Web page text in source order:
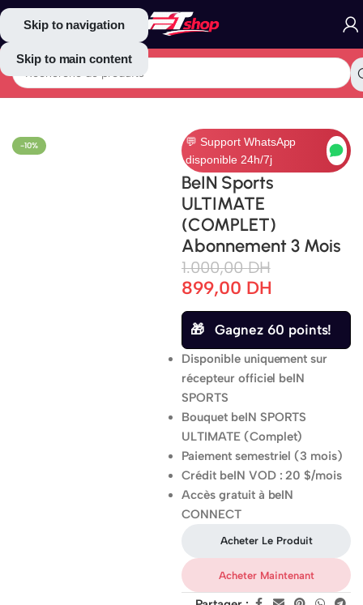
Skip to navigation
Skip to main content
Accueil/Abonnements TV/Beïn Sports
-10%
💬 Support WhatsApp
disponible 24h/7j
BeIN Sports
ULTIMATE
(COMPLET)
Abonnement 3 Mois
1.000,00DH
899,00 DH
Gagnez 60 points!
Disponible uniquement sur
récepteur officiel beIN
SPORTS
Bouquet beIN SPORTS
ULTIMATE (Complet)
Paiement semestriel (3 mois)
Crédit beIN VOD : 20 $/mois
Accès gratuit à beIN
CONNECT
Acheter Le Produit
Acheter Maintenant